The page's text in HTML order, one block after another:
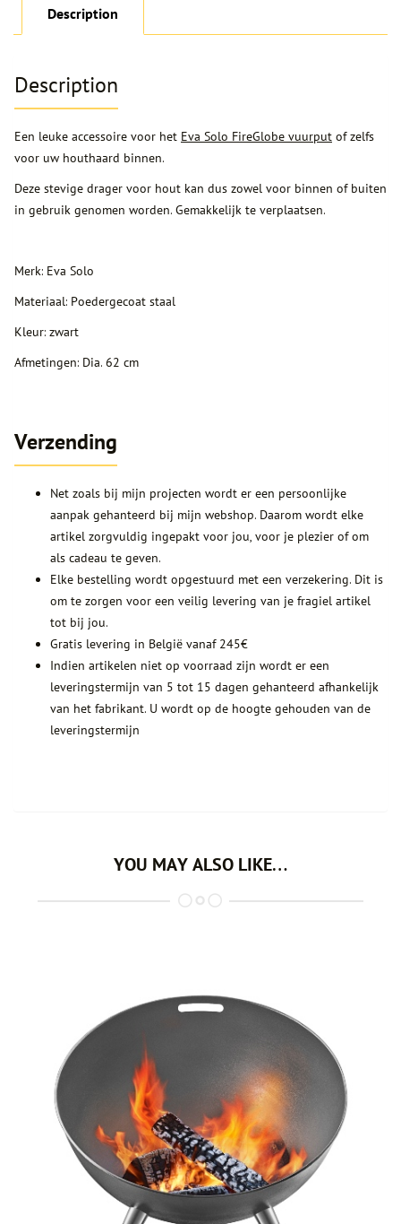
Description
Description
Een leuke accessoire voor het Eva Solo FireGlobe vuurput of zelfs
voor uw houthaard binnen.
Deze stevige drager voor hout kan dus zowel voor binnen of buiten
in gebruik genomen worden. Gemakkelijk te verplaatsen.
Merk: Eva Solo
Materiaal: Poedergecoat staal
Kleur: zwart
Afmetingen: Dia. 62 cm
Verzending
Net zoals bij mijn projecten wordt er een persoonlijke
aanpak gehanteerd bij mijn webshop. Daarom wordt elke
artikel zorgvuldig ingepakt voor jou, voor je plezier of om
als cadeau te geven.
Elke bestelling wordt opgestuurd met een verzekering. Dit is
om te zorgen voor een veilig levering van je fragiel artikel
tot bij jou.
Gratis levering in België vanaf 245€
Indien artikelen niet op voorraad zijn wordt er een
leveringstermijn van 5 tot 15 dagen gehanteerd afhankelijk
van het fabrikant. U wordt op de hoogte gehouden van de
leveringstermijn
YOU MAY ALSO LIKE…